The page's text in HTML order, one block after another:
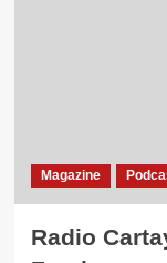
Magazine
Radio